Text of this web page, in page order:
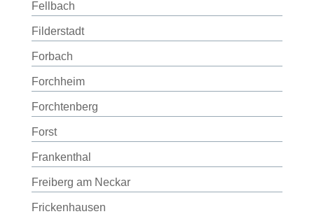
Fellbach
Filderstadt
Forbach
Forchheim
Forchtenberg
Forst
Frankenthal
Freiberg am Neckar
Frickenhausen